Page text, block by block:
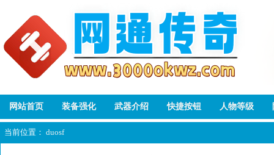
网站首页 装备强化 武器介绍 快捷按钮 人物等级
当前位置： duosf